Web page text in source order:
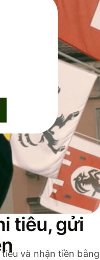
tiêu, gửi
và nhận tiền bằng